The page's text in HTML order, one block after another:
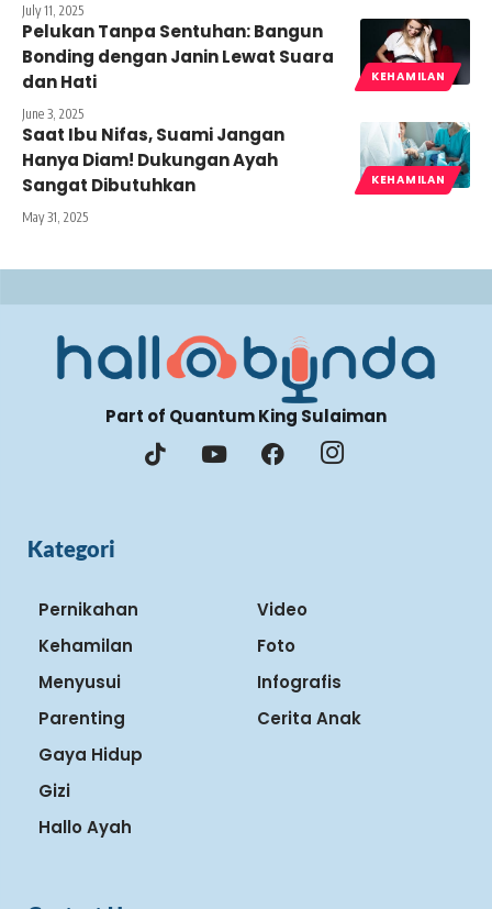
July 11, 2025
KEHAMILAN
Pelukan Tanpa Sentuhan: Bangun
Bonding dengan Janin Lewat Suara
dan Hati
June 3, 2025
KEHAMILAN
Saat Ibu Nifas, Suami Jangan
Hanya Diam! Dukungan Ayah
Sangat Dibutuhkan
May 31, 2025
Part of Quantum King Sulaiman
Kategori
Pernikahan
Kehamilan
Menyusui
Parenting
Gaya Hidup
Gizi
Hallo Ayah
Video
Foto
Infografis
Cerita Anak